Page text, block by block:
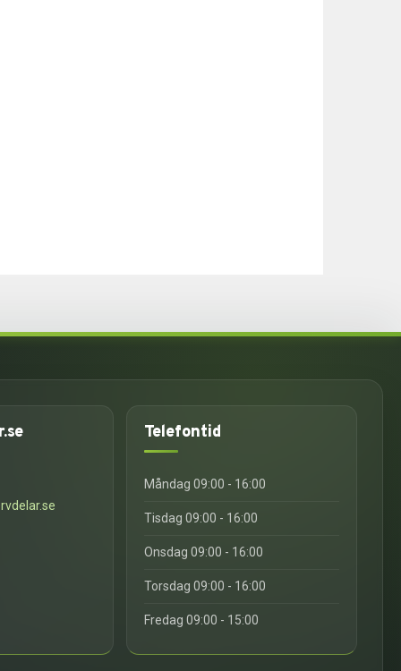
Telefontid
Måndag 09:00 - 16:00
Tisdag 09:00 - 16:00
Onsdag 09:00 - 16:00
Torsdag 09:00 - 16:00
Fredag 09:00 - 15:00